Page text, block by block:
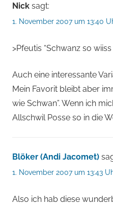
Nick sagt:
1. November 2007 um 13:40
>Pfeutis “Schwanz so wiiss
Auch eine interessante
Mein Favorit bleibt aber
wie Schwan”. Wenn ich
Allschwil Posse so in die
Blöker (Andi Jacomet)
1. November 2007 um 13:43
Also ich hab diese